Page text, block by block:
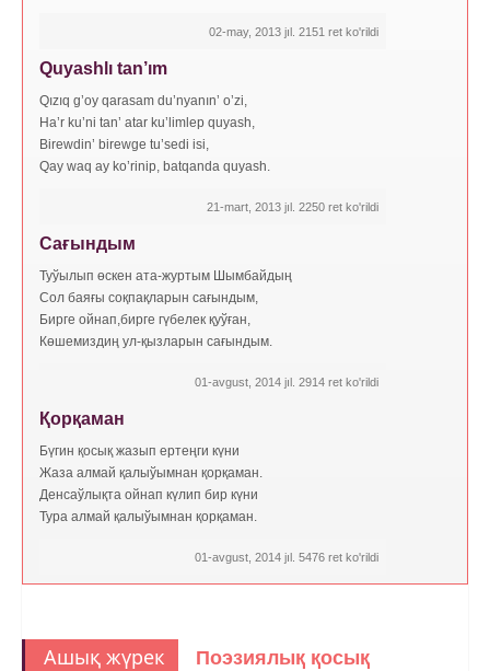
02-may, 2013 jıl. 2151 ret ko'rildi
Quyashlı tan’ım
Qızıq g’oy qarasam du’nyanın’ o’zi,
Ha’r ku’ni tan’ atar ku’limlep quyash,
Birewdin’ birewge tu’sedi isi,
Qay waq ay ko’rinip, batqanda quyash.
21-mart, 2013 jıl. 2250 ret ko'rildi
Сағындым
Туўылып өскен ата-журтым Шымбайдың
Сол баяғы соқпақларын сағындым,
Бирге ойнап,бирге гүбелек қуўған,
Көшемиздиң ул-қызларын сағындым.
01-avgust, 2014 jıl. 2914 ret ko'rildi
Қорқаман
Бүгин қосық жазып ертеңги күни
Жаза алмай қалыўымнан қорқаман.
Денсаўлықта ойнап күлип бир күни
Тура алмай қалыўымнан қорқаман.
01-avgust, 2014 jıl. 5476 ret ko'rildi
Ашық жүрек
Поэзиялық қосық